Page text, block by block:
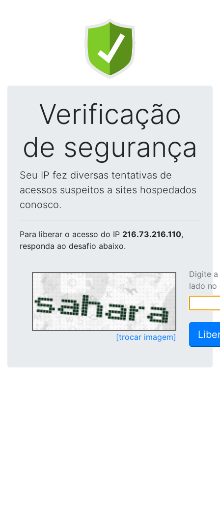
Verificação
de segurança
Seu IP fez diversas tentativas de
acessos suspeitos a sites hospedados
conosco.
Para liberar o acesso do IP 216.73.216.110,
responda ao desafio abaixo.
[trocar imagem]
Digite
lado no